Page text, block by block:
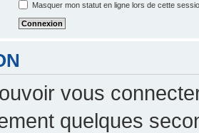
Masquer mon statut en ligne lors de cette
vous
quelques